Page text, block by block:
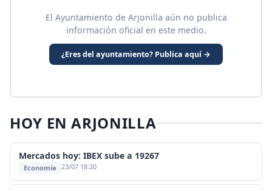
El Ayuntamiento de Arjonilla aún no publica
información oficial en este medio.
¿Eres del ayuntamiento? Publica aquí →
HOY EN ARJONILLA
Mercados hoy: IBEX sube a 19267
Economía 23/07 18:20